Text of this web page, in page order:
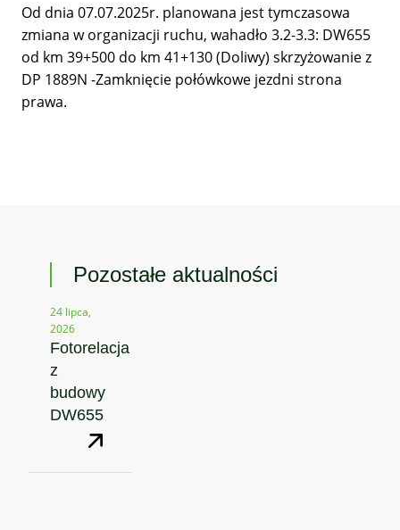
Od dnia 07.07.2025r. planowana jest tymczasowa
zmiana w organizacji ruchu, wahadło 3.2-3.3: DW655
od km 39+500 do km 41+130 (Doliwy) skrzyżowanie z
DP 1889N -Zamknięcie połówkowe jezdni strona
prawa.
Pozostałe aktualności
24 lipca,
2026
Fotorelacja
z
budowy
DW655